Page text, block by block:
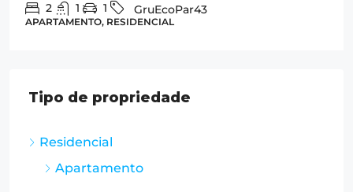
2 1 1 GruEcoPar43
APARTAMENTO, RESIDENCIAL
Tipo de propriedade
Residencial
Apartamento